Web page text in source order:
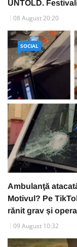
UNTOLD.
08 August 20:20
SOCIAL
Ambulanţă
Motivul? Pe
rănit grav și
09 August 10:32